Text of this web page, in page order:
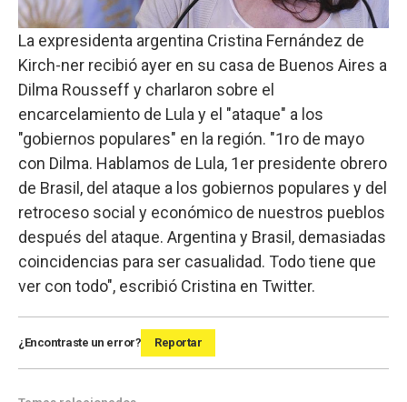
La expresidenta argentina Cristina Fernández de
Kirch-ner recibió ayer en su casa de Buenos Aires a
Dilma Rousseff y charlaron sobre el
encarcelamiento de Lula y el "ataque" a los
"gobiernos populares" en la región. "1ro de mayo
con Dilma. Hablamos de Lula, 1er presidente obrero
de Brasil, del ataque a los gobiernos populares y del
retroceso social y económico de nuestros pueblos
después del ataque. Argentina y Brasil, demasiadas
coincidencias para ser casualidad. Todo tiene que
ver con todo", escribió Cristina en Twitter.
¿Encontraste un error? Reportar